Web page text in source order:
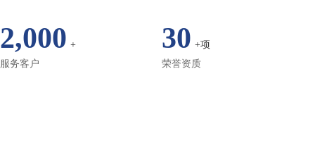
2,000 +
服务客户
30 +项
荣誉资质